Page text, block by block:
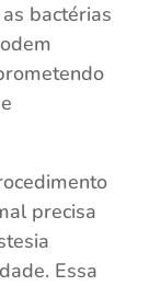
bactérias
precisa
Essa